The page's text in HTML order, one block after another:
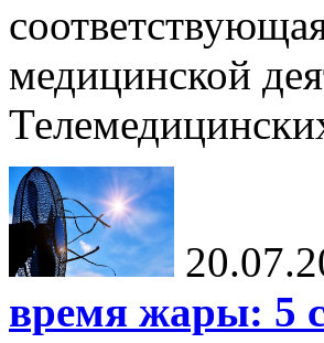
медицинской
время жары: 5